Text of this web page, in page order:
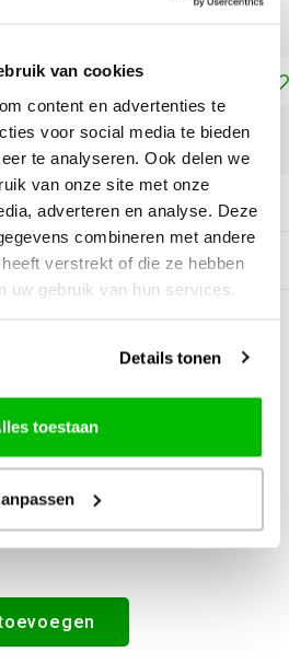
van cookies
content en advertenties te
voor social media te bieden
te analyseren. Ook delen we
van onze site met onze
adverteren en analyse. Deze
combineren met andere
verstrekt of die ze hebben
uw gebruik van hun services.
Details tonen
toestaan
aan winkelwagen